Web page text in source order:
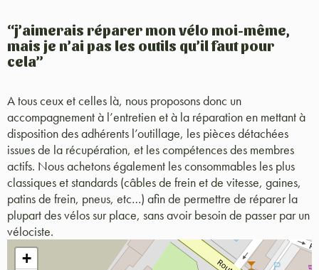
“j’aimerais réparer mon vélo moi-même,
mais je n’ai pas les outils qu’il faut pour
cela”
A tous ceux et celles là, nous proposons donc un
accompagnement à l’entretien et à la réparation en mettant à
disposition des adhérents l’outillage, les pièces détachées
issues de la récupération, et les compétences des membres
actifs. Nous achetons également les consommables les plus
classiques et standards (câbles de frein et de vitesse, gaines,
patins de frein, pneus, etc…) afin de permettre de réparer la
plupart des vélos sur place, sans avoir besoin de passer par un
vélociste.
+